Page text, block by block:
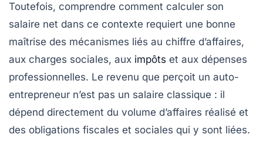
Toutefois, comprendre comment calculer son
salaire net dans ce contexte requiert une bonne
maîtrise des mécanismes liés au chiffre d’affaires,
aux charges sociales, aux impôts et aux dépenses
professionnelles. Le revenu que perçoit un auto-
entrepreneur n’est pas un salaire classique : il
dépend directement du volume d’affaires réalisé et
des obligations fiscales et sociales qui y sont liées.